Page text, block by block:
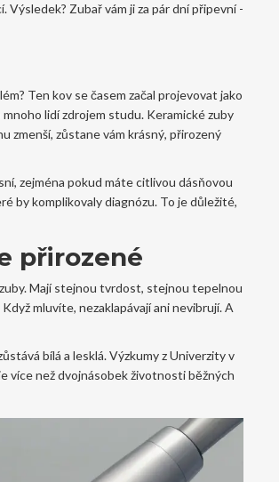
Zubař vám ji za pár dní připevní -
Ten kov se časem začal projevovat jako
lidí zdrojem studu. Keramické zuby
zmenší, zůstane vám krásný, přirozený
zejména pokud máte citlivou dásňovou
by komplikovaly diagnózu. To je důležité,
přirozené
Mají stejnou tvrdost, stejnou tepelnou
mluvíte, nezaklapávají ani nevibrují. A
bílá a lesklá. Výzkumy z Univerzity v
více než dvojnásobek životnosti běžných